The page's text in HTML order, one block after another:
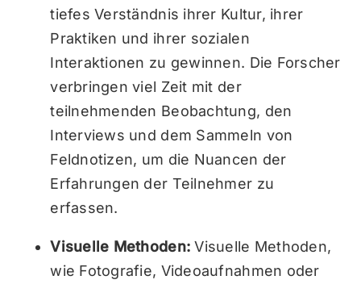
tiefes Verständnis ihrer Kultur, ihrer
Praktiken und ihrer sozialen
Interaktionen zu gewinnen. Die Forscher
verbringen viel Zeit mit der
teilnehmenden Beobachtung, den
Interviews und dem Sammeln von
Feldnotizen, um die Nuancen der
Erfahrungen der Teilnehmer zu
erfassen.
Visuelle Methoden: Visuelle Methoden,
wie Fotografie, Videoaufnahmen oder